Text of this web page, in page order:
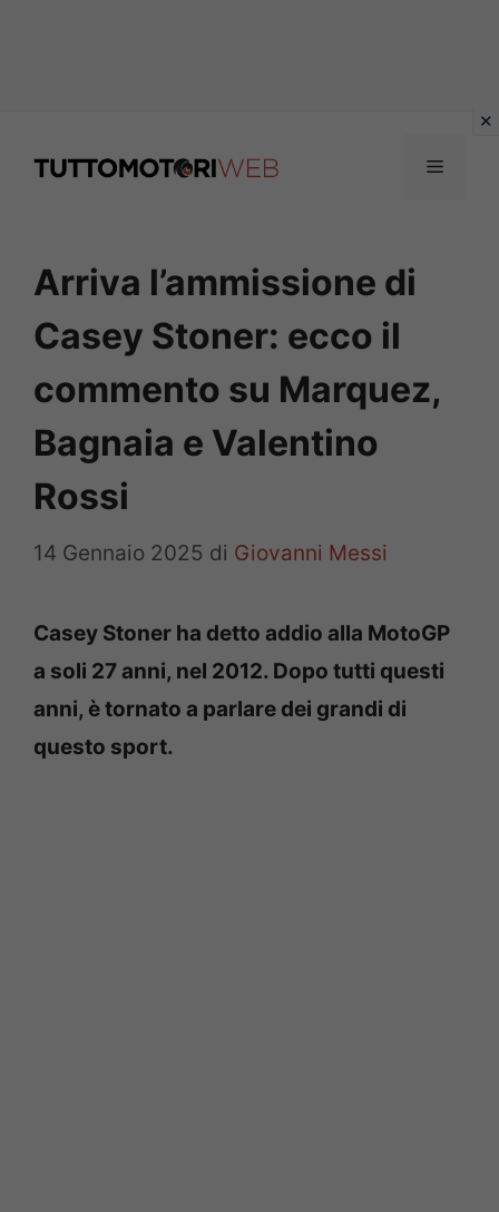
Menu
Arriva l’ammissione di
Casey Stoner: ecco il
commento su Marquez,
Bagnaia e Valentino
Rossi
14 Gennaio 2025 di Giovanni Messi
Casey Stoner ha detto addio alla MotoGP
a soli 27 anni, nel 2012. Dopo tutti questi
anni, è tornato a parlare dei grandi di
questo sport.